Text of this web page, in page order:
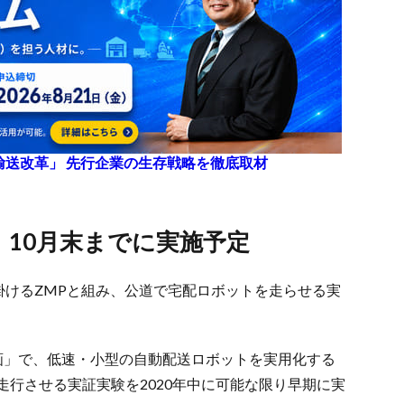
改革」 先行企業の生存戦略を徹底取材
10月末までに実施予定
るZMPと組み、公道で宅配ロボットを走らせる実
で、低速・小型の自動配送ロボットを実用化する
させる実証実験を2020年中に可能な限り早期に実